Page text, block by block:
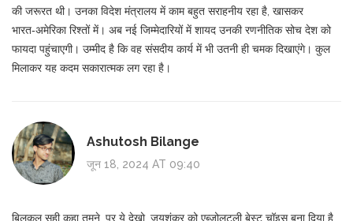
की जरूरत थी। उनका विदेश मंत्रालय में काम बहुत सराहनीय रहा है, खासकर
भारत‑अमेरिका रिश्तों में। अब नई जिम्मेदारियों में शायद उनकी रणनीतिक सोच देश को
फायदा पहुंचाएगी। उम्मीद है कि वह संसदीय कार्य में भी उतनी ही चमक दिखाएंगे। कुल
मिलाकर यह कदम सकारात्मक लग रहा है।
Ashutosh Bilange
जून 18, 2024 AT 09:40
बिलकुल सही कहा तुमने, पर ये देखो, जयशंकर को एब्ज़ोलूटली बेस्ट चॉइस बना दिया है